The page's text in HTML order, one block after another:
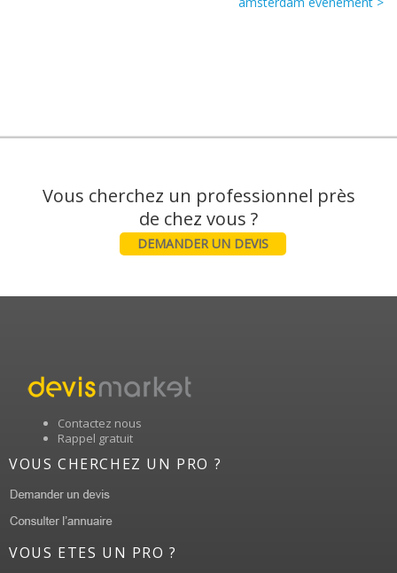
Vous cherchez un professionnel près
DEMANDER UN DEVIS
Contactez nous
Rappel gratuit
VOUS CHERCHEZ UN PRO ?
VOUS ETES UN PRO ?